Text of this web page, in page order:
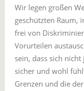
Wir legen großen
geschützten Raum,
frei von
Vorurteilen
sein, dass sich
sicher und wohl
Grenzen und die